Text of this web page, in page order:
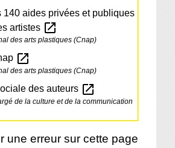
140 aides privées et publiques
artistes open_in_new
des arts plastiques (Cnap)
open_in_new
des arts plastiques (Cnap)
des auteurs open_in_new
de la culture et de la communication
une erreur sur cette page